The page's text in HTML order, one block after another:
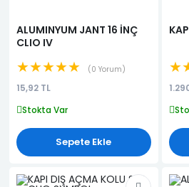
ALUMINYUM JANT 16 İNÇ
CLIO IV
★★★★★ 0 Yorum
15,92 TL
Stokta Var
Sepete Ekle